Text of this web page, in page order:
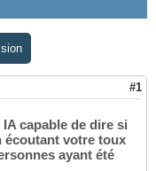
#1
capable de dire si
écoutant votre toux
ayant été